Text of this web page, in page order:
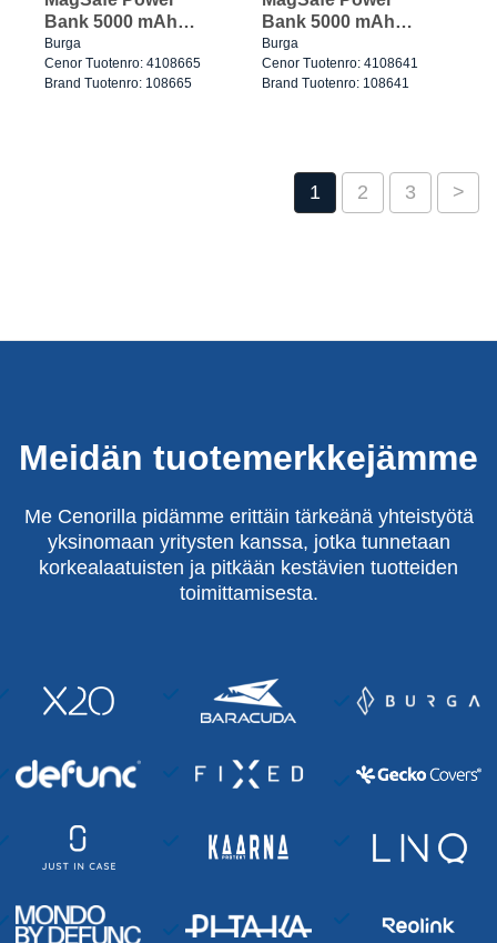
Bank 5000 mAh
Kulta
Burga
Cenor Tuotenro: 4108665
Brand Tuotenro: 108665
Bank 5000 mAh
Kulta
Burga
Cenor Tuotenro: 4108641
Brand Tuotenro: 108641
1 2 3 >
Meidän tuotemerkkejämme
Me Cenorilla pidämme erittäin tärkeänä yhteistyötä
yksinomaan yritysten kanssa, jotka tunnetaan
korkealaatuisten ja pitkään kestävien tuotteiden
toimittamisesta.